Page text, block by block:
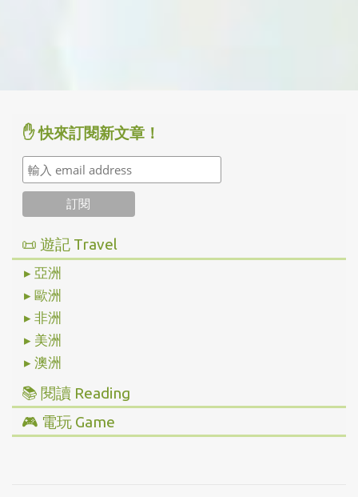
✋ 快來訂閱新文章！
📜 遊記 Travel
▸ 亞洲
▸ 歐洲
▸ 非洲
▸ 美洲
▸ 澳洲
📚 閱讀 Reading
▸ 投資理財
🎮 電玩 Game